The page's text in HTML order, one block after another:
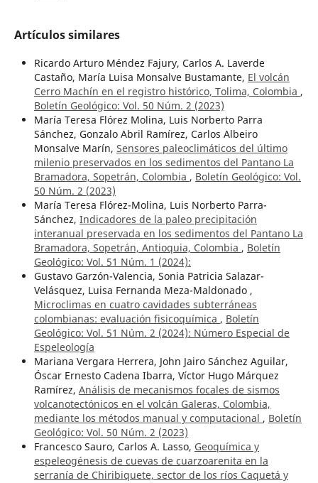
Artículos similares
Ricardo Arturo Méndez Fajury, Carlos A. Laverde
Castaño, María Luisa Monsalve Bustamante, El volcán
Cerro Machín en el registro histórico, Tolima, Colombia ,
Boletín Geológico: Vol. 50 Núm. 2 (2023)
María Teresa Flórez Molina, Luis Norberto Parra
Sánchez, Gonzalo Abril Ramírez, Carlos Albeiro
Monsalve Marín, Sensores paleoclimáticos del último
milenio preservados en los sedimentos del Pantano La
Bramadora, Sopetrán, Colombia , Boletín Geológico: Vol.
50 Núm. 2 (2023)
María Teresa Flórez-Molina, Luis Norberto Parra-
Sánchez, Indicadores de la paleo precipitación
interanual preservada en los sedimentos del Pantano La
Bramadora, Sopetrán, Antioquia, Colombia , Boletín
Geológico: Vol. 51 Núm. 1 (2024):
Gustavo Garzón-Valencia, Sonia Patricia Salazar-
Velásquez, Luisa Fernanda Meza-Maldonado ,
Microclimas en cuatro cavidades subterráneas
colombianas: evaluación fisicoquímica , Boletín
Geológico: Vol. 51 Núm. 2 (2024): Número Especial de
Espeleología
Mariana Vergara Herrera, John Jairo Sánchez Aguilar,
Óscar Ernesto Cadena Ibarra, Víctor Hugo Márquez
Ramírez, Análisis de mecanismos focales de sismos
volcanotectónicos en el volcán Galeras, Colombia,
mediante los métodos manual y computacional , Boletín
Geológico: Vol. 50 Núm. 2 (2023)
Francesco Sauro, Carlos A. Lasso, Geoquímica y
espeleogénesis de cuevas de cuarzoarenita en la
serranía de Chiribiquete, sector de los ríos Caquetá y